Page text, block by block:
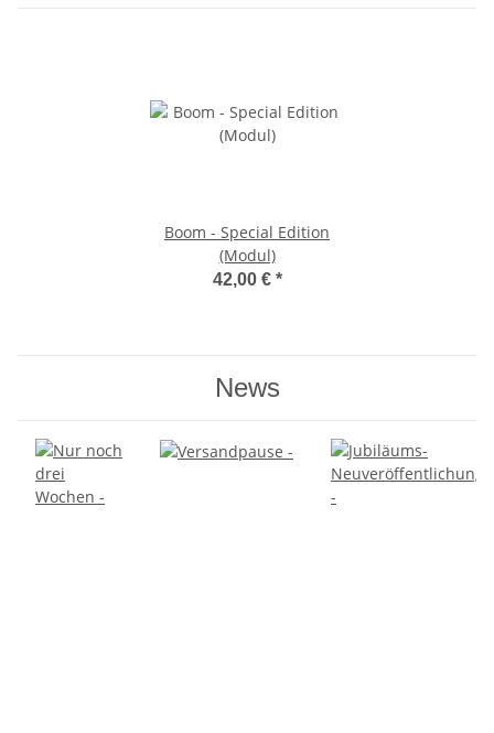
Boom - Special Edition
(Modul)
42,00 € *
News